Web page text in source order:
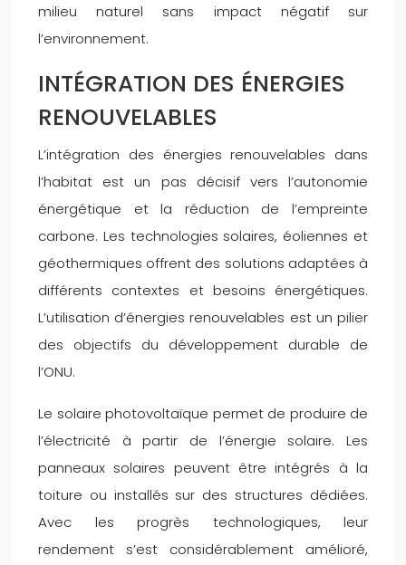
milieu naturel sans impact négatif sur
l’environnement.
INTÉGRATION DES ÉNERGIES
RENOUVELABLES
L’intégration des énergies renouvelables dans
l’habitat est un pas décisif vers l’autonomie
énergétique et la réduction de l’empreinte
carbone. Les technologies solaires, éoliennes et
géothermiques offrent des solutions adaptées à
différents contextes et besoins énergétiques.
L’utilisation d’énergies renouvelables est un pilier
des objectifs du développement durable de
l’ONU.
Le solaire photovoltaïque permet de produire de
l’électricité à partir de l’énergie solaire. Les
panneaux solaires peuvent être intégrés à la
toiture ou installés sur des structures dédiées.
Avec les progrès technologiques, leur
rendement s’est considérablement amélioré,